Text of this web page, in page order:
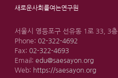
새로운사회를여는연구원
서울시 영등포구 선유동 1로 33, 3층
Phone: 02-322-4692
Fax: 02-322-4693
Email: edu@saesayon.org
Web: https://saesayon.org